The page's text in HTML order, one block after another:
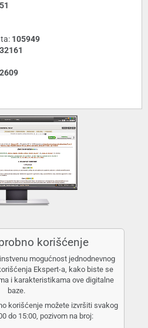
105949
32161
2609
korišćenje
mogućnost jednodnevnog
Ekspert-a, kako biste se
i karakteristikama ove digitalne
baze.
korišćenje možete izvršiti svakog
do 15:00, pozivom na broj: